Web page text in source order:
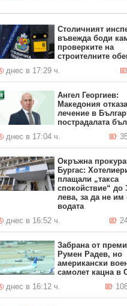
Столичният
въвежда боди
проверките на
строителните
днес в 17:29 ч.
Ангел Георгиев:
Македония
лечение в
пострадалата
днес в 17:04 ч.
Окръжна
Бургас:
плащали „такса
спокойствие“ до
лева, за да не им
водата
днес в 16:52 ч.
Забрана от
Румен Радев, но
американски
самолет кацна в
днес в 16:12 ч.